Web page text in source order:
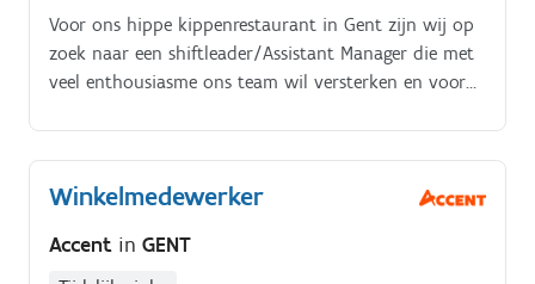
Voor ons hippe kippenrestaurant in Gent zijn wij op
zoek naar een shiftleader/Assistant Manager die met
veel enthousiasme ons team wil versterken en voor
grote glimlach zodat zij ons restaurant aanbevelen in
hun vriendenkring en met plezier terug komen naar
iedereen en hanteren een competentiegerichte
Winkelmedewerker
Accent in GENT